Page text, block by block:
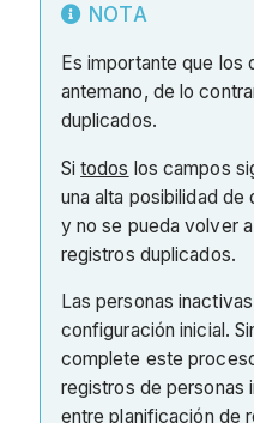
NOTA
Es importante que los
antemano, de lo
duplicados.
Sitodos los campos
una alta posibilidad
y no se pueda volver
registros duplicados.
Las personas
configuración inicial.
complete este
registros de personas
entre planificación de